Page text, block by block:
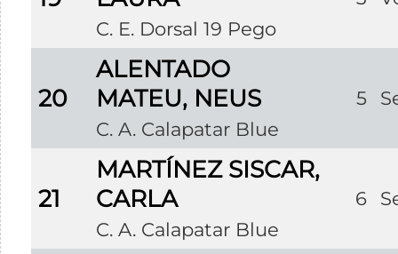
C. E. Dorsal 19 Pego
20
ALENTADO
MATEU, NEUS
C. A. Calapatar Blue
5
21
MARTÍNEZ SISCAR,
CARLA
C. A. Calapatar Blue
6